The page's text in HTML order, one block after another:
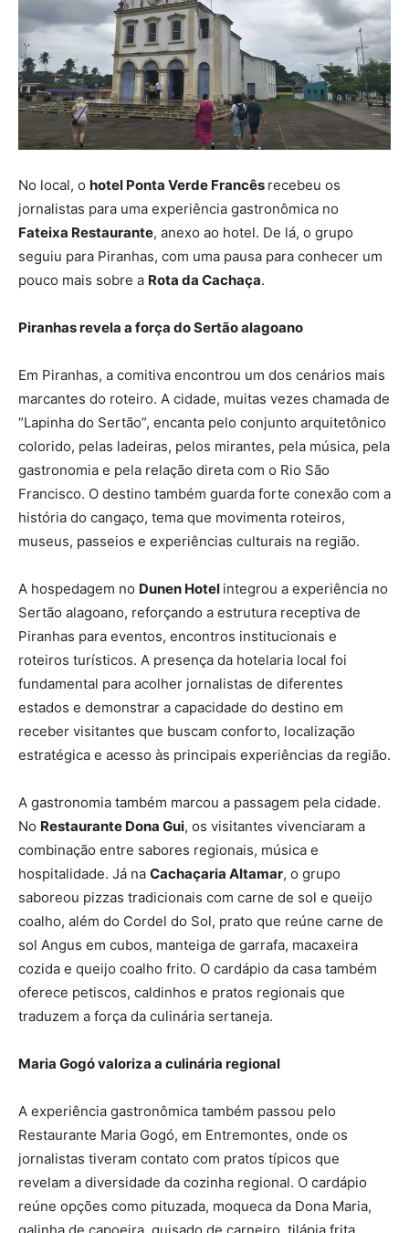
No local, o hotel Ponta Verde Francês recebeu os
jornalistas para uma experiência gastronômica no
Fateixa Restaurante, anexo ao hotel. De lá, o grupo
seguiu para Piranhas, com uma pausa para conhecer um
pouco mais sobre a Rota da Cachaça.
Piranhas revela a força do Sertão alagoano
Em Piranhas, a comitiva encontrou um dos cenários mais
marcantes do roteiro. A cidade, muitas vezes chamada de
“Lapinha do Sertão”, encanta pelo conjunto arquitetônico
colorido, pelas ladeiras, pelos mirantes, pela música, pela
gastronomia e pela relação direta com o Rio São
Francisco. O destino também guarda forte conexão com a
história do cangaço, tema que movimenta roteiros,
museus, passeios e experiências culturais na região.
A hospedagem no Dunen Hotel integrou a experiência no
Sertão alagoano, reforçando a estrutura receptiva de
Piranhas para eventos, encontros institucionais e
roteiros turísticos. A presença da hotelaria local foi
fundamental para acolher jornalistas de diferentes
estados e demonstrar a capacidade do destino em
receber visitantes que buscam conforto, localização
estratégica e acesso às principais experiências da região.
A gastronomia também marcou a passagem pela cidade.
No Restaurante Dona Gui, os visitantes vivenciaram a
combinação entre sabores regionais, música e
hospitalidade. Já na Cachaçaria Altamar, o grupo
saboreou pizzas tradicionais com carne de sol e queijo
coalho, além do Cordel do Sol, prato que reúne carne de
sol Angus em cubos, manteiga de garrafa, macaxeira
cozida e queijo coalho frito. O cardápio da casa também
oferece petiscos, caldinhos e pratos regionais que
traduzem a força da culinária sertaneja.
Maria Gogó valoriza a culinária regional
A experiência gastronômica também passou pelo
Restaurante Maria Gogó, em Entremontes, onde os
jornalistas tiveram contato com pratos típicos que
revelam a diversidade da cozinha regional. O cardápio
reúne opções como pituzada, moqueca da Dona Maria,